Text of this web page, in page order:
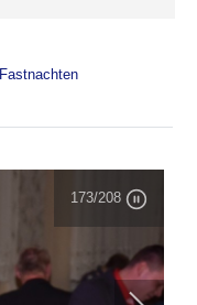
Fastnachten
173/208